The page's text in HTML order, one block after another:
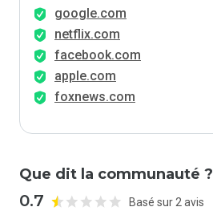
google.com
netflix.com
facebook.com
apple.com
foxnews.com
Que dit la communauté ?
0.7 Basé sur 2 avis